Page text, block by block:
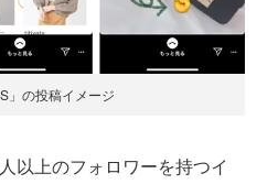
」の投稿イメージ
以上のフォロワーを持つイ